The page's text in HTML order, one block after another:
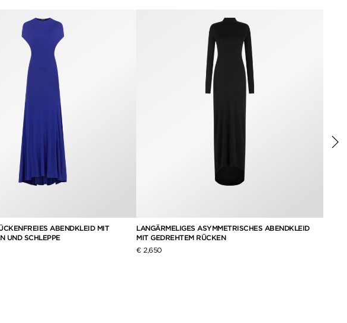
ABENDKLEID MIT
UND SCHLEPPE
LANGÄRMELIGES ASYMMETRISCHES ABENDKLEID
MIT GEDREHTEM RÜCKEN
€ 2,650